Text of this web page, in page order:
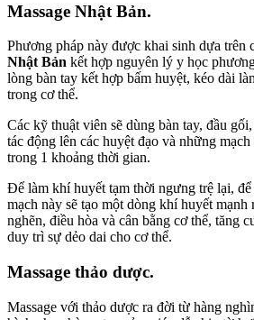
Massage Nhật Bản.
Phương pháp này được khai sinh dựa trên
Nhật Bản kết hợp nguyên lý y học
lòng bàn tay kết hợp bấm huyệt, kéo dài
trong cơ thể.
Các kỹ thuật viên sẽ dùng bàn tay, đầu
tác động lên các huyệt đạo và những
trong 1 khoảng thời gian.
Để làm khí huyết tạm thời ngưng trệ lại,
mạch này sẽ tạo một dòng khí huyết
nghẽn, điều hòa và cân bằng cơ thể, tăng
duy trì sự dẻo dai cho cơ thể.
Massage thảo dược.
Massage với thảo dược ra đời từ hàng